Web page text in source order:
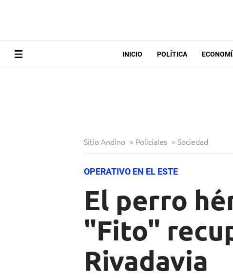
INICIO POLÍTICA
Sitio Andino > Policiales > Sociedad
OPERATIVO EN EL ESTE
El perro
"Fito"
Rivadavia